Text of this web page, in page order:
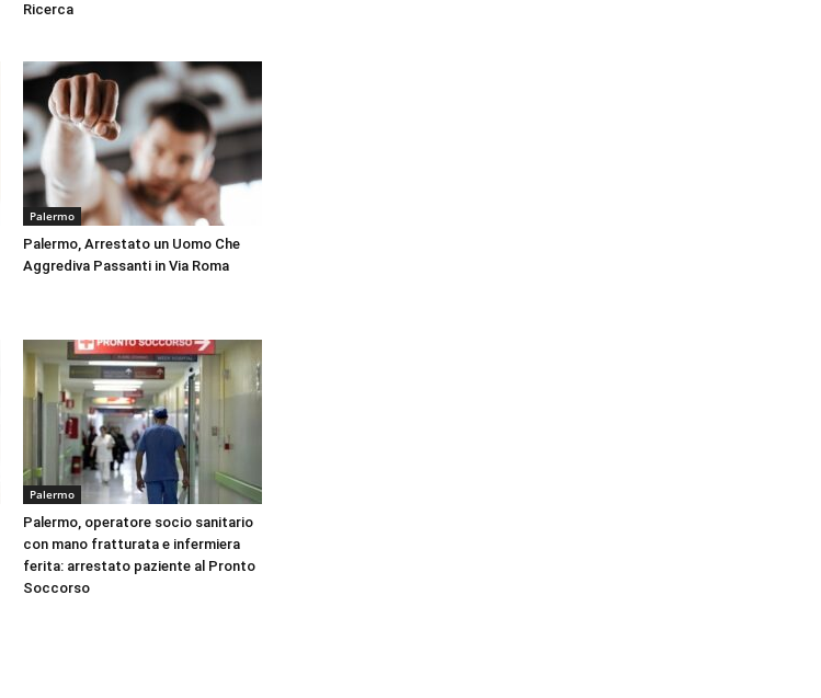
Ricerca
Palermo
Palermo, Arrestato un Uomo Che
Aggrediva Passanti in Via Roma
Palermo
Palermo, operatore socio sanitario
con mano fratturata e infermiera
ferita: arrestato paziente al Pronto
Soccorso